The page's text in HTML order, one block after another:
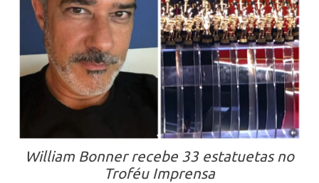
William Bonner recebe 33 estatuetas no
Troféu Imprensa